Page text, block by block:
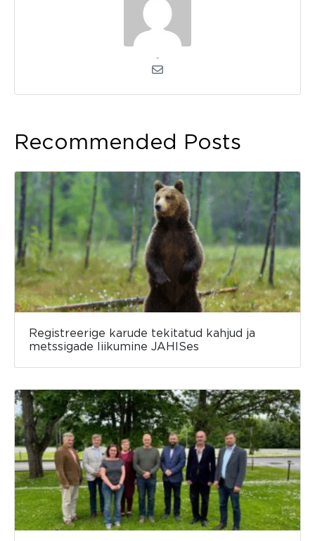
Recommended Posts
Registreerige karude tekitatud kahjud ja
metssigade liikumine JAHISes